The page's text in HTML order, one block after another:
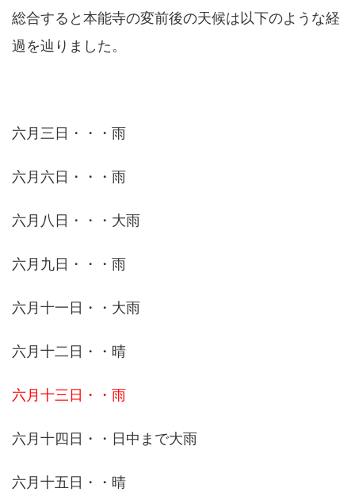
総合すると本能寺の変前後の天候は以下のような経
過を辿りました。
六月三日・・・雨
六月六日・・・雨
六月八日・・・大雨
六月九日・・・雨
六月十一日・・大雨
六月十二日・・晴
六月十三日・・雨
六月十四日・・日中まで大雨
六月十五日・・晴